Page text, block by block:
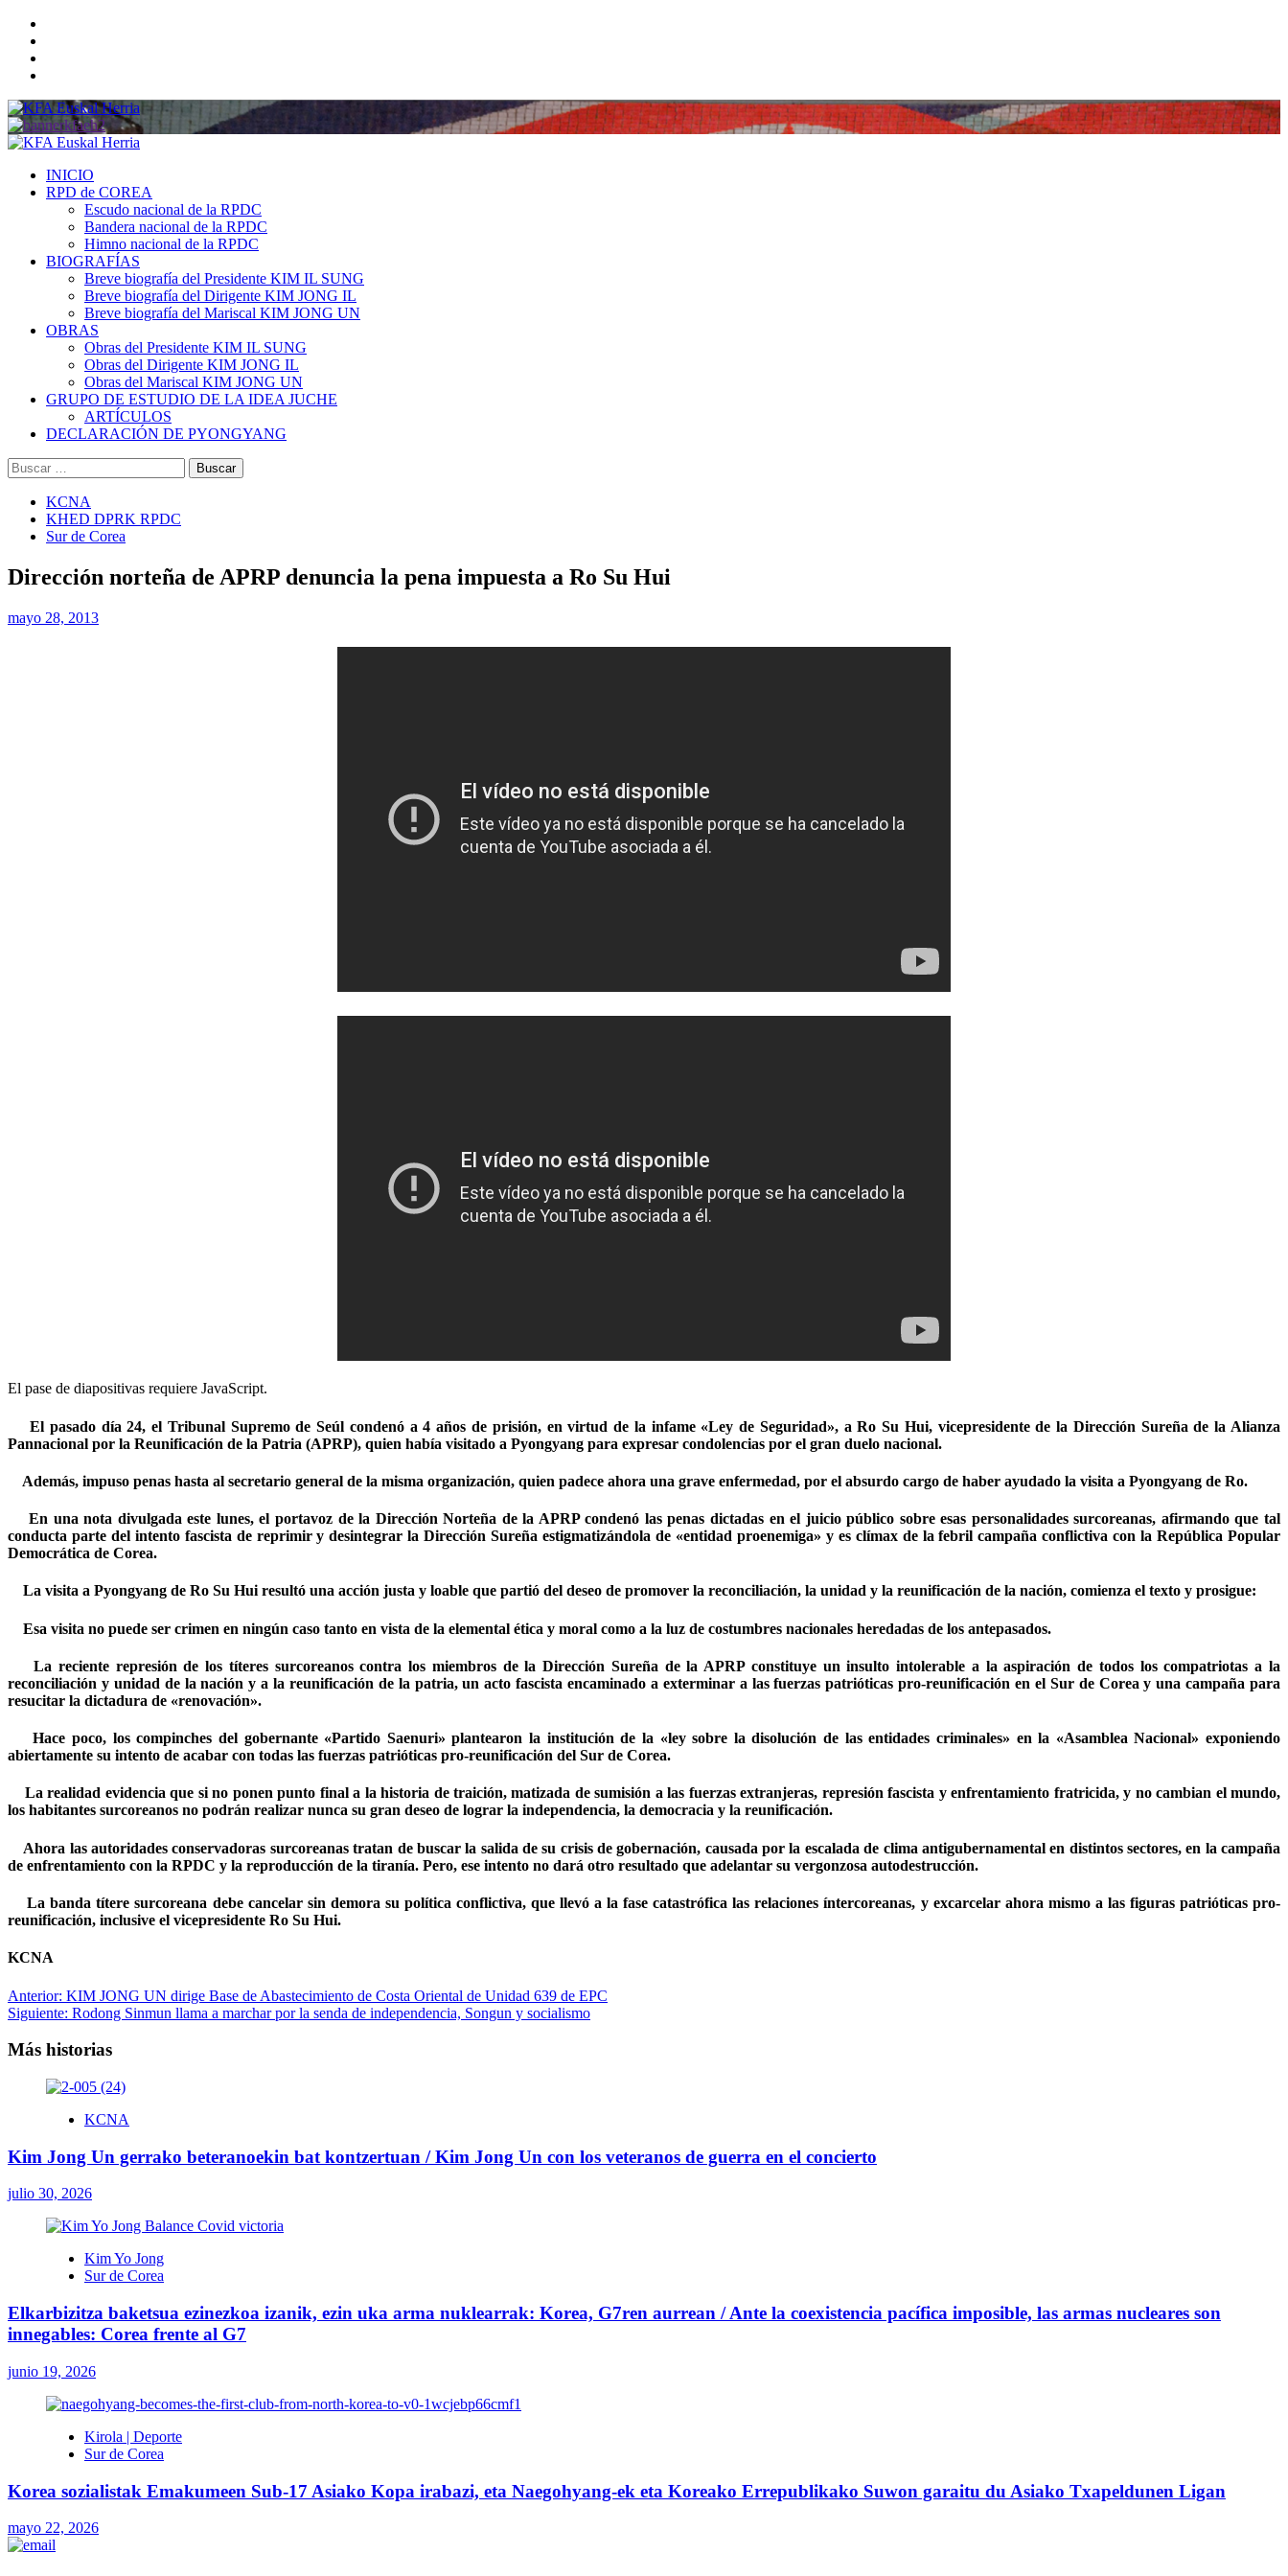
Saltar
contenido
Menú
INICIO
RPD de COREA
Escudo nacional de la RPDC
Bandera nacional de la RPDC
Himno nacional de la RPDC
BIOGRAFÍAS
Breve biografía del Presidente KIM IL SUNG
Breve biografía del Dirigente KIM JONG IL
Breve biografía del Mariscal KIM JONG UN
OBRAS
Obras del Presidente KIM IL SUNG
Obras del Dirigente KIM JONG IL
Obras del Mariscal KIM JONG UN
GRUPO DE ESTUDIO DE LA IDEA JUCHE
ARTÍCULOS
DECLARACIÓN DE PYONGYANG
Buscar:
KCNA
KHED DPRK RPDC
Sur de Corea
Dirección norteña de APRP denuncia la pena impuesta a Ro Su Hui
mayo 28, 2013
El pase de diapositivas requiere JavaScript.
El pasado día 24, el Tribunal Supremo de Seúl condenó a 4 años de prisión, en virtud de la infame «Ley de Seguridad», a Ro Su Hui, vicepresidente de la Dirección Sureña de la Alianza
Pannacional por la Reunificación de la Patria (APRP), quien había visitado a Pyongyang para expresar condolencias por el gran duelo nacional.
Además, impuso penas hasta al secretario general de la misma organización, quien padece ahora una grave enfermedad, por el absurdo cargo de haber ayudado la visita a Pyongyang de Ro.
En una nota divulgada este lunes, el portavoz de la Dirección Norteña de la APRP condenó las penas dictadas en el juicio público sobre esas personalidades surcoreanas, afirmando que tal
conducta parte del intento fascista de reprimir y desintegrar la Dirección Sureña estigmatizándola de «entidad proenemiga» y es clímax de la febril campaña conflictiva con la República Popular
Democrática de Corea.
La visita a Pyongyang de Ro Su Hui resultó una acción justa y loable que partió del deseo de promover la reconciliación, la unidad y la reunificación de la nación, comienza el texto y prosigue:
Esa visita no puede ser crimen en ningún caso tanto en vista de la elemental ética y moral como a la luz de costumbres nacionales heredadas de los antepasados.
La reciente represión de los títeres surcoreanos contra los miembros de la Dirección Sureña de la APRP constituye un insulto intolerable a la aspiración de todos los compatriotas a la
reconciliación y unidad de la nación y a la reunificación de la patria, un acto fascista encaminado a exterminar a las fuerzas patrióticas pro-reunificación en el Sur de Corea y una campaña para
resucitar la dictadura de «renovación».
Hace poco, los compinches del gobernante «Partido Saenuri» plantearon la institución de la «ley sobre la disolución de las entidades criminales» en la «Asamblea Nacional» exponiendo
abiertamente su intento de acabar con todas las fuerzas patrióticas pro-reunificación del Sur de Corea.
La realidad evidencia que si no ponen punto final a la historia de traición, matizada de sumisión a las fuerzas extranjeras, represión fascista y enfrentamiento fratricida, y no cambian el mundo,
los habitantes surcoreanos no podrán realizar nunca su gran deseo de lograr la independencia, la democracia y la reunificación.
Ahora las autoridades conservadoras surcoreanas tratan de buscar la salida de su crisis de gobernación, causada por la escalada de clima antigubernamental en distintos sectores, en la campaña
de enfrentamiento con la RPDC y la reproducción de la tiranía. Pero, ese intento no dará otro resultado que adelantar su vergonzosa autodestrucción.
La banda títere surcoreana debe cancelar sin demora su política conflictiva, que llevó a la fase catastrófica las relaciones íntercoreanas, y excarcelar ahora mismo a las figuras patrióticas pro-
reunificación, inclusive el vicepresidente Ro Su Hui.
KCNA
Navegación
de
entradas
Anterior: KIM JONG UN dirige Base de Abastecimiento de Costa Oriental de Unidad 639 de EPC
Siguiente: Rodong Sinmun llama a marchar por la senda de independencia, Songun y socialismo
Más historias
KCNA
Kim Jong Un gerrako beteranoekin bat kontzertuan / Kim Jong Un con los veteranos de guerra en el concierto
julio 30, 2026
Kim Yo Jong
Sur de Corea
Elkarbizitza baketsua ezinezkoa izanik, ezin uka arma nuklearrak: Korea, G7ren aurrean / Ante la coexistencia pacífica imposible, las armas nucleares son
innegables: Corea frente al G7
junio 19, 2026
Kirola | Deporte
Sur de Corea
Korea sozialistak Emakumeen Sub-17 Asiako Kopa irabazi, eta Naegohyang-ek eta Koreako Errepublikako Suwon garaitu du Asiako Txapeldunen Ligan
mayo 22, 2026